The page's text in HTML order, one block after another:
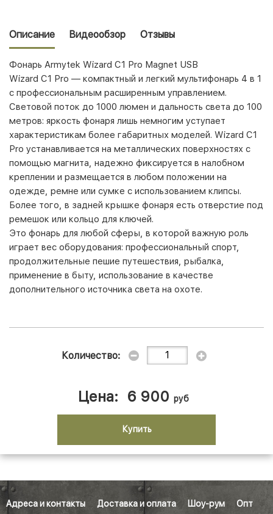
Описание Видеообзор Отзывы
Фонарь Armytek Wizard C1 Pro Magnet USB
Wizard C1 Pro — компактный и легкий мультифонарь 4 в 1
с профессиональным расширенным управлением.
Световой поток до 1000 люмен и дальность света до 100
метров: яркость фонаря лишь немногим уступает
характеристикам более габаритных моделей. Wizard C1
Pro устанавливается на металлических поверхностях с
помощью магнита, надежно фиксируется в налобном
креплении и размещается в любом положении на
одежде, ремне или сумке с использованием клипсы.
Более того, в задней крышке фонаря есть отверстие под
ремешок или кольцо для ключей.
Это фонарь для любой сферы, в которой важную роль
играет вес оборудования: профессиональный спорт,
продолжительные пешие путешествия, рыбалка,
применение в быту, использование в качестве
дополнительного источника света на охоте.
Количество:
Цена: 6 900 руб
Купить
Адреса и контакты Доставка и оплата Шоу-рум
Опт